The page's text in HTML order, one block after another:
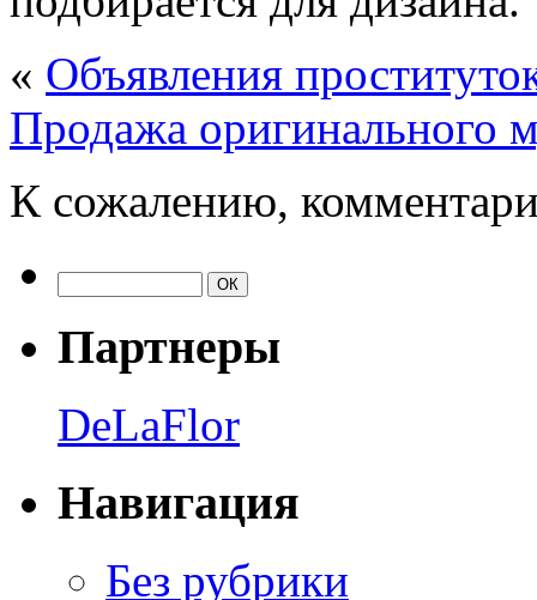
« Объявления
Продажа оригинального
К сожалению,
Партнеры
DeLaFlor
Навигация
Без рубрики